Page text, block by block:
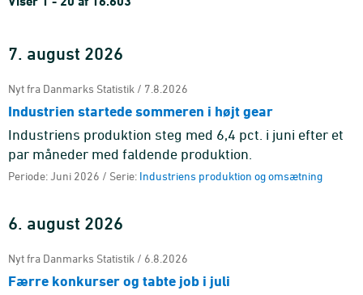
7. august 2026
Nyt fra Danmarks Statistik / 7.8.2026
Industrien startede sommeren i højt gear
Industriens produktion steg med 6,4 pct. i juni efter et
par måneder med faldende produktion.
Periode: Juni 2026 / Serie: Industriens produktion og omsætning
6. august 2026
Nyt fra Danmarks Statistik / 6.8.2026
Færre konkurser og tabte job i juli